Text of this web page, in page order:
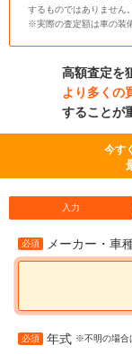
するものではありません。
※実際の査定額は車の装
高額査定を
より多くの
することが
今す
入力
必須 メーカー・車
必須 年式 ※不明の場合